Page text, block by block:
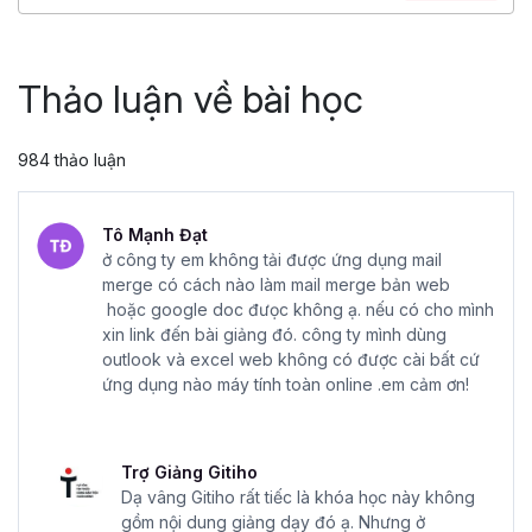
4.86
25,045
Thảo luận về bài học
984 thảo luận
Tô Mạnh Đạt
ở công ty em không tải được ứng dụng mail
merge có cách nào làm mail merge bản web
hoặc google doc đưọc không ạ. nếu có cho mình
xin link đến bài giảng đó. công ty mình dùng
outlook và excel web không có được cài bất cứ
ứng dụng nào máy tính toàn online .em cảm ơn!
Trợ Giảng Gitiho
Dạ vâng Gitiho rất tiếc là khóa học này không
gồm nội dung giảng dạy đó ạ. Nhưng ở